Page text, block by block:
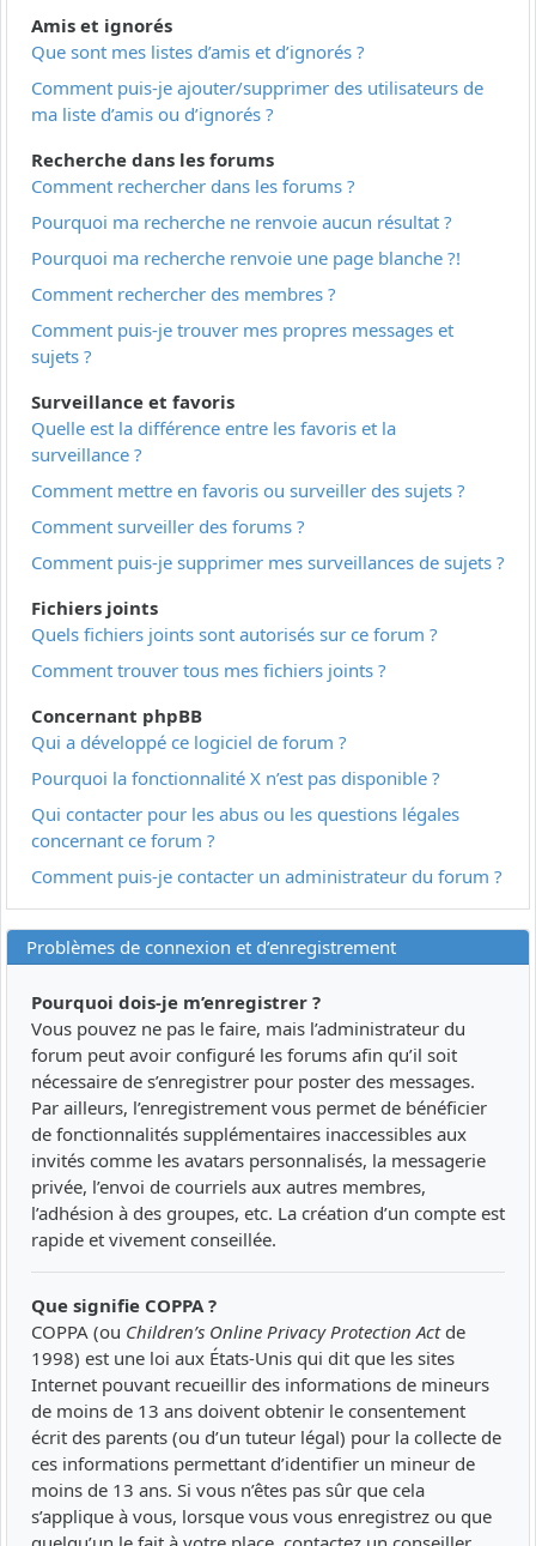
Amis et ignorés
Que sont mes listes d’amis et d’ignorés ?
Comment puis-je ajouter/supprimer des utilisateurs de
ma liste d’amis ou d’ignorés ?
Recherche dans les forums
Comment rechercher dans les forums ?
Pourquoi ma recherche ne renvoie aucun résultat ?
Pourquoi ma recherche renvoie une page blanche ?!
Comment rechercher des membres ?
Comment puis-je trouver mes propres messages et
sujets ?
Surveillance et favoris
Quelle est la différence entre les favoris et la
surveillance ?
Comment mettre en favoris ou surveiller des sujets ?
Comment surveiller des forums ?
Comment puis-je supprimer mes surveillances de sujets ?
Fichiers joints
Quels fichiers joints sont autorisés sur ce forum ?
Comment trouver tous mes fichiers joints ?
Concernant phpBB
Qui a développé ce logiciel de forum ?
Pourquoi la fonctionnalité X n’est pas disponible ?
Qui contacter pour les abus ou les questions légales
concernant ce forum ?
Comment puis-je contacter un administrateur du forum ?
Problèmes de connexion et d’enregistrement
Pourquoi dois-je m’enregistrer ?
Vous pouvez ne pas le faire, mais l’administrateur du
forum peut avoir configuré les forums afin qu’il soit
nécessaire de s’enregistrer pour poster des messages.
Par ailleurs, l’enregistrement vous permet de bénéficier
de fonctionnalités supplémentaires inaccessibles aux
invités comme les avatars personnalisés, la messagerie
privée, l’envoi de courriels aux autres membres,
l’adhésion à des groupes, etc. La création d’un compte est
rapide et vivement conseillée.
Que signifie COPPA ?
COPPA (ou Children’s Online Privacy Protection Actde
1998) est une loi aux États-Unis qui dit que les sites
Internet pouvant recueillir des informations de mineurs
de moins de 13 ans doivent obtenir le consentement
écrit des parents (ou d’un tuteur légal) pour la collecte de
ces informations permettant d’identifier un mineur de
moins de 13 ans. Si vous n’êtes pas sûr que cela
s’applique à vous, lorsque vous vous enregistrez ou que